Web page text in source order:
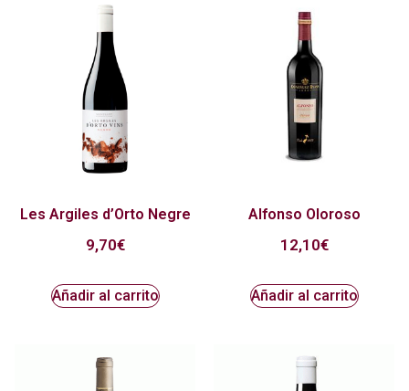
Les Argiles d’Orto Negre
9,70€
Añadir al carrito
Alfonso Oloroso
12,10€
Añadir al carrito